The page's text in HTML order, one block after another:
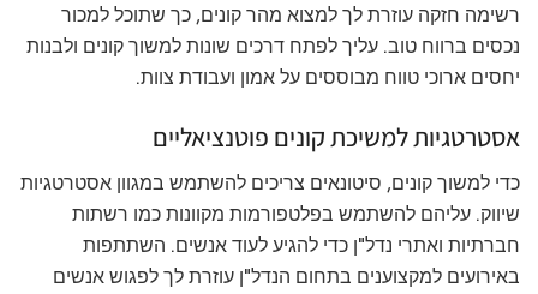
רשימה חזקה עוזרת לך למצוא מהר קונים, כך שתוכל למכור
נכסים ברווח טוב. עליך לפתח דרכים שונות למשוך קונים ולבנות
יחסים ארוכי טווח מבוססים על אמון ועבודת צוות.
אסטרטגיות למשיכת קונים פוטנציאליים
כדי למשוך קונים, סיטונאים צריכים להשתמש במגוון אסטרטגיות
שיווק. עליהם להשתמש בפלטפורמות מקוונות כמו רשתות
חברתיות ואתרי נדל"ן כדי להגיע לעוד אנשים. השתתפות
באירועים למקצוענים בתחום הנדל"ן עוזרת לך לפגוש אנשים